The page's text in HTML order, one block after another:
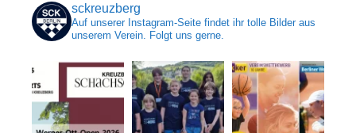
sckreuzberg
Auf unserer Instagram-Seite findet ihr tolle Bilder aus
unserem Verein. Folgt uns gerne.